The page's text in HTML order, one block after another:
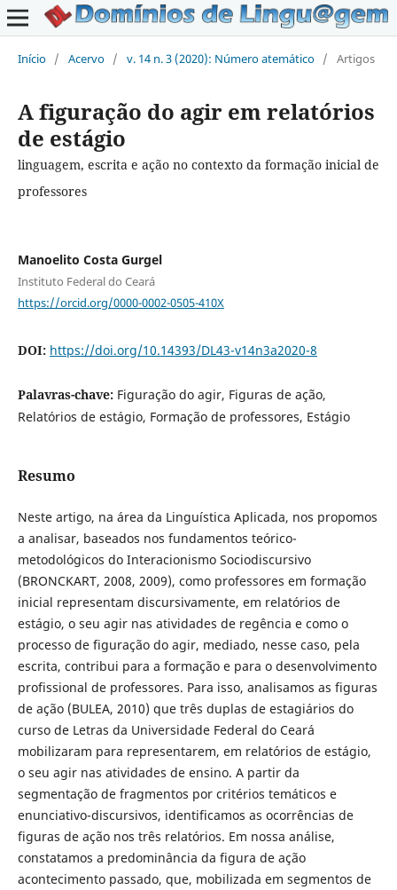
Início / Acervo / v. 14 n. 3 (2020): Número atemático / Artigos
A figuração do agir em relatórios
de estágio
linguagem, escrita e ação no contexto da formação inicial de
professores
Manoelito Costa Gurgel
Instituto Federal do Ceará
https://orcid.org/0000-0002-0505-410X
DOI: https://doi.org/10.14393/DL43-v14n3a2020-8
Palavras-chave: Figuração do agir, Figuras de ação,
Relatórios de estágio, Formação de professores, Estágio
Resumo
Neste artigo, na área da Linguística Aplicada, nos propomos
a analisar, baseados nos fundamentos teórico-
metodológicos do Interacionismo Sociodiscursivo
(BRONCKART, 2008, 2009), como professores em formação
inicial representam discursivamente, em relatórios de
estágio, o seu agir nas atividades de regência e como o
processo de figuração do agir, mediado, nesse caso, pela
escrita, contribui para a formação e para o desenvolvimento
profissional de professores. Para isso, analisamos as figuras
de ação (BULEA, 2010) que três duplas de estagiários do
curso de Letras da Universidade Federal do Ceará
mobilizaram para representarem, em relatórios de estágio,
o seu agir nas atividades de ensino. A partir da
segmentação de fragmentos por critérios temáticos e
enunciativo-discursivos, identificamos as ocorrências de
figuras de ação nos três relatórios. Em nossa análise,
constatamos a predominância da figura de ação
acontecimento passado, que, mobilizada em segmentos de